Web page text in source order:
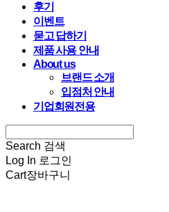
후기
이벤트
묻고 답하기
제품 사용 안내
About us
브랜드 소개
입점처 안내
기업회원전용
Search 검색
Log In 로그인
Cart장바구니